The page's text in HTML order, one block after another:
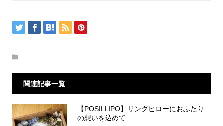
関連記事一覧
【POSILLIPO】リングピローにおふたり
の想いを込めて